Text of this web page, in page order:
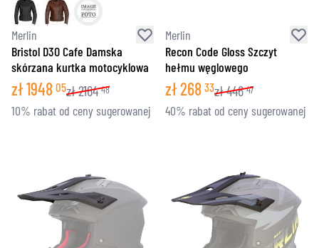
Merlin
Bristol D3O Cafe Damska
skórzana kurtka motocyklowa
zł1948 05zł2164 48
10% rabat od ceny sugerowanej
Merlin
Recon Code Gloss Szczyt
hełmu węglowego
zł268 33zł446 47
40% rabat od ceny sugerowanej